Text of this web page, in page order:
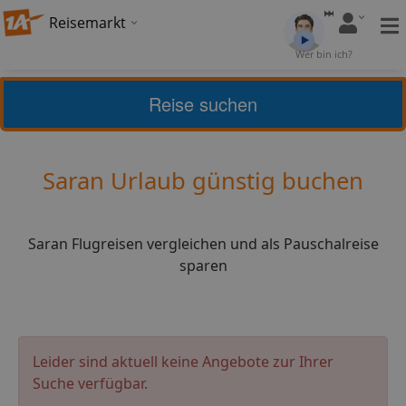
Reisemarkt
Wer bin ich?
Frankreich Saran
4,11(28) Bewerten
Saran Urlaub günstig buchen
Saran Flugreisen vergleichen und als Pauschalreise
sparen
Reise suchen
Leider sind aktuell keine Angebote zur Ihrer
Suche verfügbar.